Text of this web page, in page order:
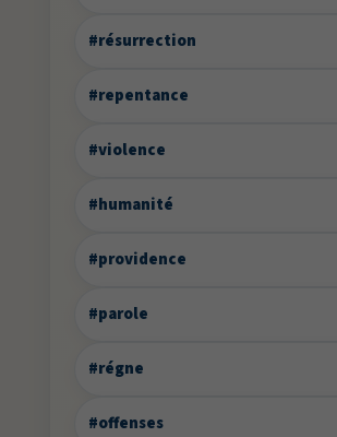
#résurrection
#repentance
#violence
#humanité
#providence
#parole
#régne
#offenses